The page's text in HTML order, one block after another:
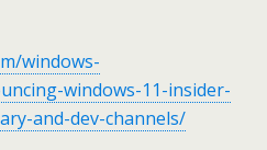
windows-
windows-11-insider-
and-dev-channels/